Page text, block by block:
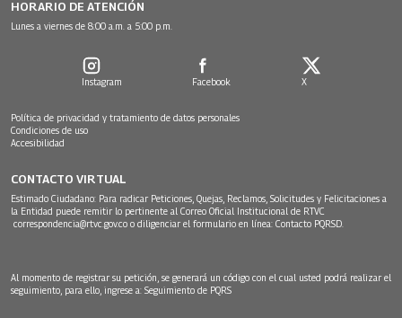
HORARIO DE ATENCIÓN
Lunes a viernes de 8:00 a.m. a 5:00 p.m.
Instagram Facebook X
Política de privacidad y tratamiento de datos personales
Condiciones de uso
Accesibilidad
CONTACTO VIRTUAL
Estimado Ciudadano: Para radicar Peticiones, Quejas, Reclamos, Solicitudes y Felicitaciones a
la Entidad puede remitir lo pertinente al Correo Oficial Institucional de RTVC
correspondencia@rtvc.gov.co o diligenciar el formulario en línea: Contacto PQRSD.
Al momento de registrar su petición, se generará un código con el cual usted podrá realizar el
seguimiento, para ello, ingrese a: Seguimiento de PQRS